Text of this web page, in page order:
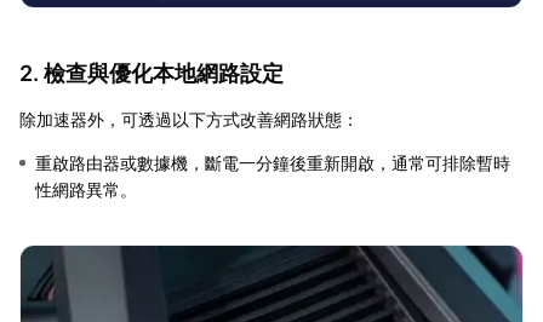
2. 檢查與優化本地網路設定
除加速器外，可透過以下方式改善網路狀態：
重啟路由器或數據機，斷電一分鐘後重新開啟，通常可排除暫時
性網路異常。